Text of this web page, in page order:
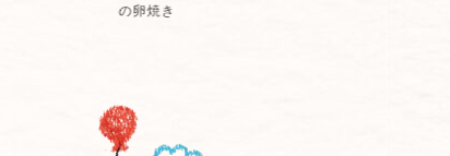
の卵焼き